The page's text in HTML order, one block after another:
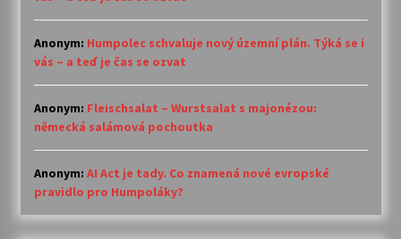
Anonym: Humpolec schvaluje nový územní plán. Týká se i
vás – a teď je čas se ozvat
Anonym: Fleischsalat – Wurstsalat s majonézou:
německá salámová pochoutka
Anonym: AI Act je tady. Co znamená nové evropské
pravidlo pro Humpoláky?